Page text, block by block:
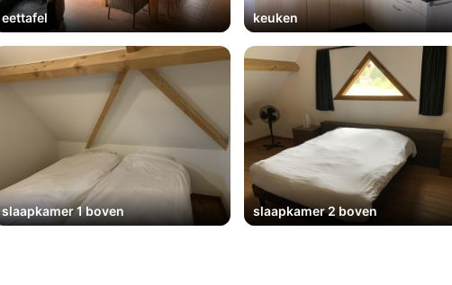
eettafel keuken
slaapkamer 1 boven slaapkamer 2 boven